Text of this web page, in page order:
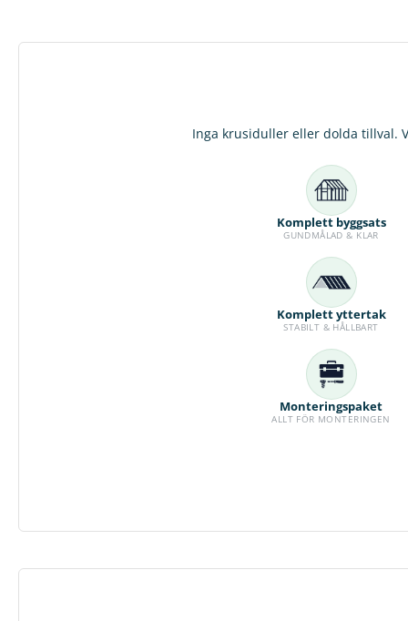
Inga krusiduller eller dolda tillval.
Komplett byggsats
GUNDMÅLAD & KLAR
Komplett yttertak
STABILT & HÅLLBART
Monteringspaket
ALLT FÖR MONTERINGEN